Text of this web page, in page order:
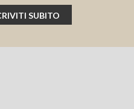
SUBITO